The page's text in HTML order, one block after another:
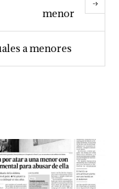
menor
a menores